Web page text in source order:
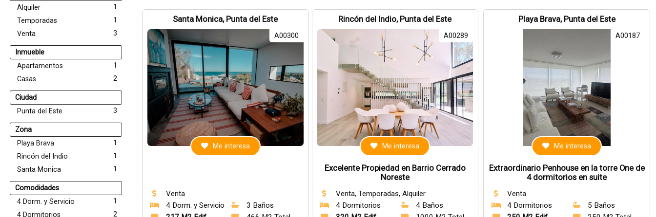
Alquiler
1
Temporadas
1
Venta
3
Inmueble
Apartamentos
1
Casas
2
Ciudad
Punta del Este
3
Zona
Playa Brava
1
Rincón del Indio
1
Santa Monica
1
Comodidades
4 Dorm. y Servicio
1
4 Dormitorios
2
Santa Monica, Punta del Este
A00300
Me interesa
Venta
4 Dorm. y Servicio
3 Baños
Rincón del Indio, Punta del Este
A00289
Me interesa
Excelente Propiedad en Barrio Cerrado
Noreste
Venta, Temporadas, Alquiler
4 Dormitorios
4 Baños
Playa Brava, Punta del Este
A00187
Me interesa
Extraordinario Penhouse en la torre One de
4 dormitorios en suite
Venta
4 Dormitorios
5 Baños